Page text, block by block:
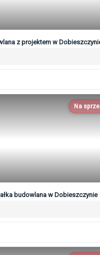
z projektem w
Na
budowlana w Dobieszczynie